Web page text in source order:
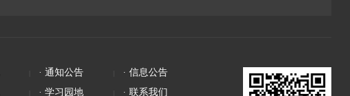
· 通知公告
· 信息公告
· 学习园地 · 联系我们